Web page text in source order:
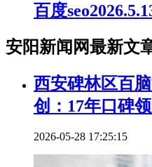
百度
安阳新闻网最新文
西安碑林区百
创：17年口碑
2026-05-28 17:25:15